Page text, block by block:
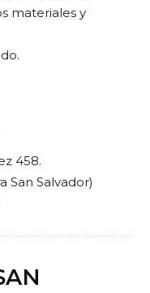
materiales y
458.
San Salvador)